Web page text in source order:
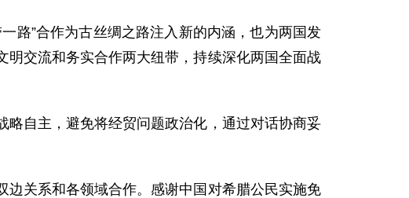
路”合作为古丝绸之路注入新的内涵，也为两国发
交流和务实合作两大纽带，持续深化两国全面战
自主，避免将经贸问题政治化，通过对话协商妥
关系和各领域合作。感谢中国对希腊公民实施免